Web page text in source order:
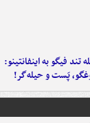
تند فیگو به اینفانتینو:
پَست‌ و حیله‌گر!